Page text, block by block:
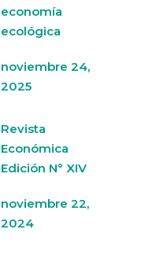
economía
ecológica
noviembre 24,
2025
Revista
Económica
Edición N° XIV
noviembre 22,
2024